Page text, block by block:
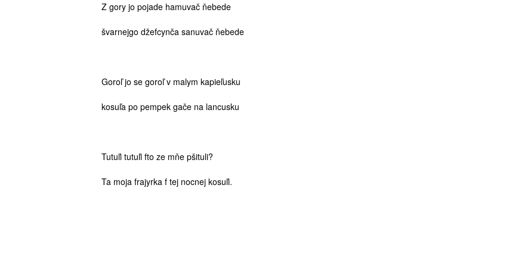
Z gory jo pojade hamuvač ňebede
švarnejgo džefcynča sanuvač ňebede
Goroľ jo se goroľ v malym kapieľusku
kosuľa po pempek gače na lancusku
Tutuľi tutuľi fto ze mňe pšituli?
Ta moja frajyrka f tej nocnej kosuľi.